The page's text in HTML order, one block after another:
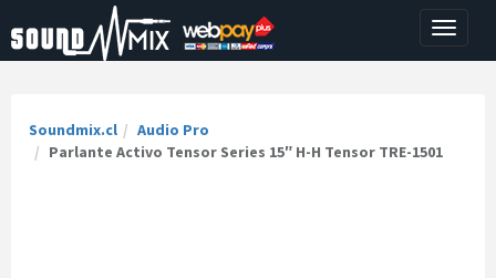
Toggle
Soundmix.cl
Audio Pro
Parlante Activo Tensor Series 15″ H-H Tensor TRE-1501